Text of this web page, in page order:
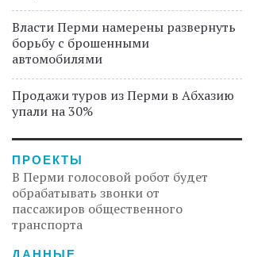
Власти Перми намерены развернуть
борьбу с брошенными
автомобилями
Продажи туров из Перми в Абхазию
упали на 30%
ПРОЕКТЫ
В Перми голосовой робот будет
обрабатывать звонки от
пассажиров общественного
транспорта
ДАННЫЕ